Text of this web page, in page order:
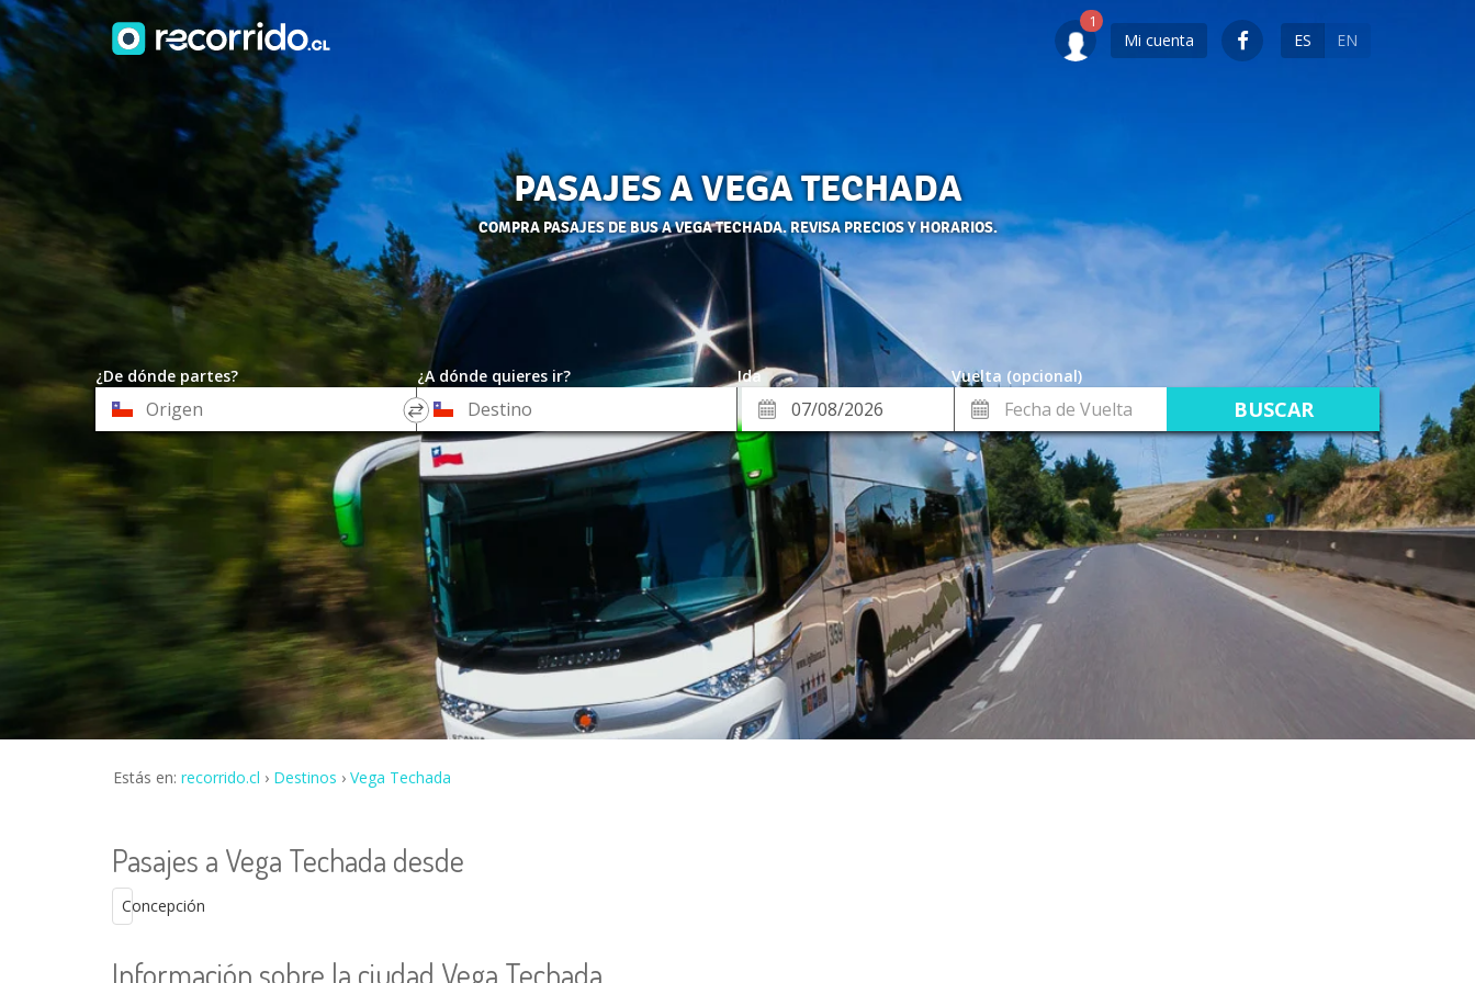
Mi cuenta ES EN
PASAJES A VEGA TECHADA
COMPRA PASAJES DE BUS A VEGA TECHADA. REVISA PRECIOS Y HORARIOS.
¿De dónde partes? ¿A dónde quieres ir? Ida
Vuelta (opcional)
Origen
*
Destino
Fecha
de
Ida
Fecha
de
Vuelta
Estás en: recorrido.cl Destinos Vega Techada
Pasajes a Vega Techada desde
Concepción
Información sobre la ciudad Vega Techada